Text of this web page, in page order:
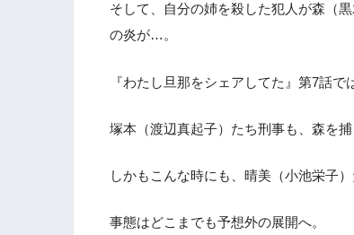
そして、自分の姉を殺した犯人が森（
の炎が…。
『わたし旦那をシェアしてた』第7話で
塚本（渡辺真起子）たち刑事も、森を
しかもこんな時にも、晴美（小池栄子
事態はどこまでも予想外の展開へ。